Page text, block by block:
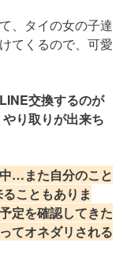
、タイの女の子達
てくるので、可愛
交換するのが
り取りが出来ち
…また自分のこと
こともありま
定を確認してきた
てオネダリされる